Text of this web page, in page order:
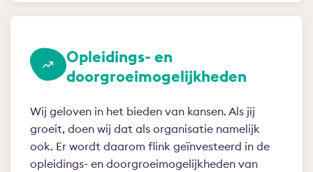
Opleidings- en
doorgroeimogelijkheden
Wij geloven in het bieden van kansen. Als jij
groeit, doen wij dat als organisatie namelijk
ook. Er wordt daarom flink geïnvesteerd in de
opleidings- en doorgroeimogelijkheden van